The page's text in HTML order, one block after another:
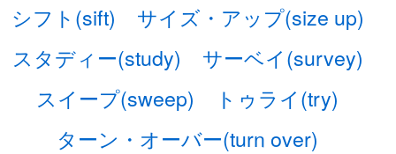
シフト(sift)
サイズ・アップ(size up)
スタディー(study)
サーベイ(survey)
スイープ(sweep)
トゥライ(try)
ターン・オーバー(turn over)